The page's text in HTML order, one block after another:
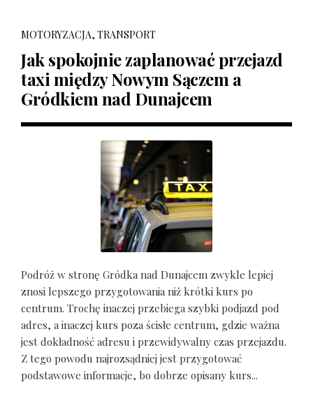
MOTORYZACJA, TRANSPORT
Jak spokojnie zaplanować przejazd
taxi między Nowym Sączem a
Gródkiem nad Dunajcem
Podróż w stronę Gródka nad Dunajcem zwykle lepiej
znosi lepszego przygotowania niż krótki kurs po
centrum. Trochę inaczej przebiega szybki podjazd pod
adres, a inaczej kurs poza ścisłe centrum, gdzie ważna
jest dokładność adresu i przewidywalny czas przejazdu.
Z tego powodu najrozsądniej jest przygotować
podstawowe informacje, bo dobrze opisany kurs...